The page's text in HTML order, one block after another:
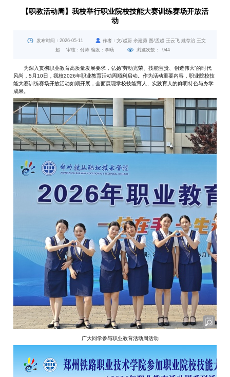
【职教活动周】我校举行职业院校技能大赛训练赛场开放活
动
发布时间：2026-05-11
作者：文/赵蔚 余建勇 图/孟超 王云飞 姚存治 王文
超 审核：付涛 编发：李旸
浏览次数： 944
为深入贯彻职业教育高质量发展要求，弘扬“劳动光荣、技能宝贵、创造伟大”的时代
风尚，5月10日，我校2026年职业教育活动周顺利启动。作为活动重要内容，职业院校技
能大赛训练赛场开放活动如期开展，全面展现学校技能育人、实践育人的鲜明特色与办学
成果。
广大同学参与职业教育活动周活动